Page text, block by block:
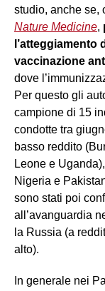
studio, anche se,
Nature Medicine,
vaccinazione
dove
Per questo gli
campione di 15
condotte tra
basso reddito
Leone e
Nigeria e
sono stati poi
all’avanguardia
la Russia (a
alto).
In generale nei